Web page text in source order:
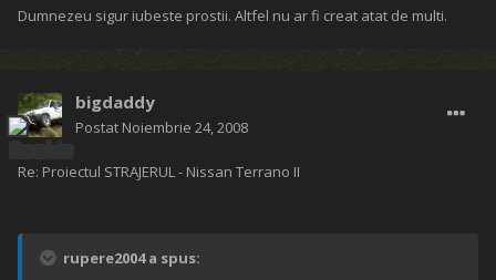
Dumnezeu sigur iubeste prostii. Altfel nu ar fi creat atat de multi.
bigdaddy
Postat Noiembrie 24, 2008
Re: Proiectul STRAJERUL - Nissan Terrano II
rupere2004 a spus: